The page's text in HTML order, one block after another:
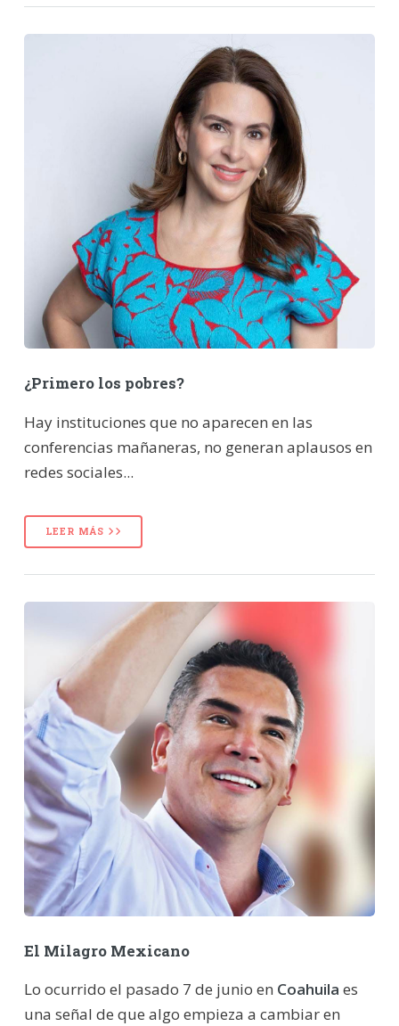
¿Primero los pobres?
Hay instituciones que no aparecen en las
conferencias mañaneras, no generan aplausos en
redes sociales...
LEER MÁS
El Milagro Mexicano
Lo ocurrido el pasado 7 de junio en Coahuila es
una señal de que algo empieza a cambiar en